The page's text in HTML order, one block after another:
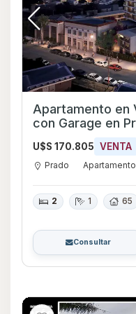
Apartamento en
con Garage
U$S 170.805 VENTA
Prado Apartamento
2 1 65
Consultar